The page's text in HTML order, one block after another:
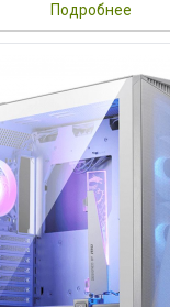
Подробнее